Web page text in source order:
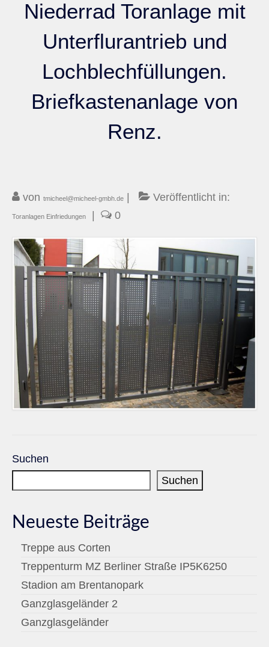
Niederrad Toranlage mit
Unterflurantrieb und
Lochblechfüllungen.
Briefkastenanlage von
Renz.
von tmicheel@micheel-gmbh.de Veröffentlicht in:
Toranlagen Einfriedungen 0
Suchen
Suchen
Neueste Beiträge
Treppe aus Corten
Treppenturm MZ Berliner Straße IP5K6250
Stadion am Brentanopark
Ganzglasgeländer 2
Ganzglasgeländer